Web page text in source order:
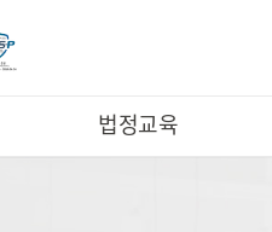
법정교육